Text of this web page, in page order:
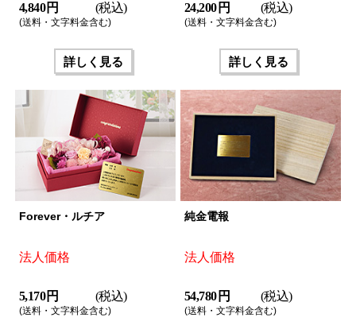
4,840 円 (税込)
(送料・文字料金含む)
詳しく見る
24,200 円 (税込)
(送料・文字料金含む)
詳しく見る
Forever・ルチア
法人価格
5,170 円 (税込)
(送料・文字料金含む)
純金電報
法人価格
54,780 円 (税込)
(送料・文字料金含む)